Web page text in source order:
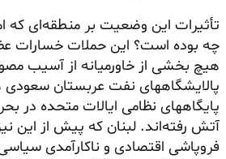
تأثیرات این وضعیت بر منطقه‌ای
چه بوده است؟ این حملات خسارات
هیچ بخشی از خاورمیانه از آسیب
پالایشگاههای نفت عربستان سعودی
پایگاههای نظامی ایالات متحده در
آتش رفته‌اند. لبنان که پیش از این
فروپاشی اقتصادی و ناکارآمدی